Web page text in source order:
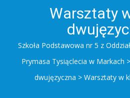
Warsztaty
Szkoła Podstawowa nr 5 z
Prymasa Tysiąclecia w Markach >
dwujęzyczna > Warsztaty w